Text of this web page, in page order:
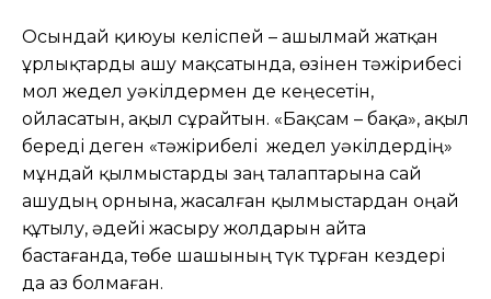
Осындай қиюуы келіспей – ашылмай жатқан
ұрлықтарды ашу мақсатында, өзінен тәжірибесі
мол жедел уәкілдермен де кеңесетін,
ойласатын, ақыл сұрайтын. «Бақсам – бақа», ақыл
береді деген «тәжірибелі жедел уәкілдердің»
мұндай қылмыстарды заң талаптарына сай
ашудың орнына, жасалған қылмыстардан оңай
құтылу, әдейі жасыру жолдарын айта
бастағанда, төбе шашының түк тұрған кездері
да аз болмаған.